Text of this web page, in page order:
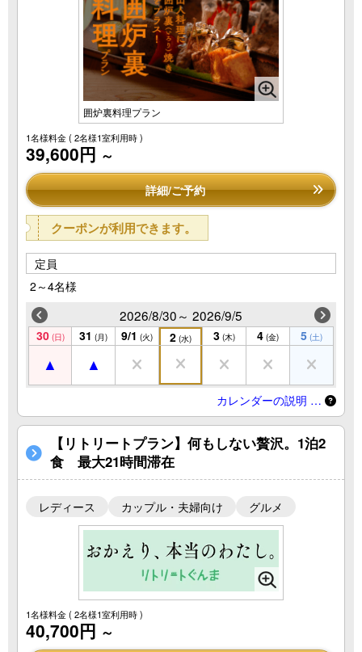
囲炉裏料理プラン
1名様料金( 2名様1室利用時 )
39,600円 ～
詳細/ご予約
クーポンが利用できます。
定員
2～4名様
2026/8/30～ 2026/9/5
30 (日) 31 (月) 9/1 (火) 2 (水) 3 (木) 4 (金) 5 (土)
カレンダーの説明 …
【リトリートプラン】何もしない贅沢。1泊2
食 最大21時間滞在
レディース カップル・夫婦向け グルメ
1名様料金( 2名様1室利用時 )
40,700円 ～